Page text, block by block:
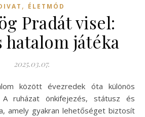
, ÉLETMÓD
Pradát visel:
hatalom játéka
2025.03.07.
ruházat önkifejezés, státusz és
amely gyakran lehetőséget biztosít